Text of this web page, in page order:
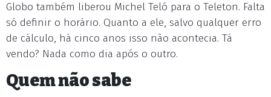
Globo também liberou Michel Teló para o Teleton. Falta
só definir o horário. Quanto a ele, salvo qualquer erro
de cálculo, há cinco anos isso não acontecia. Tá
vendo? Nada como dia após o outro.
Quem não sabe